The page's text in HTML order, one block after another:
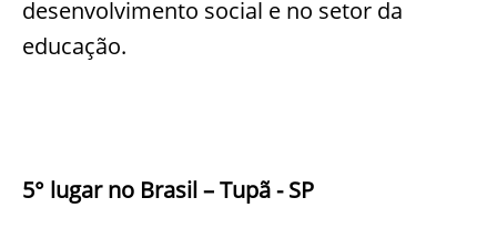
desenvolvimento social e no setor da
educação.
5° lugar no Brasil – Tupã - SP